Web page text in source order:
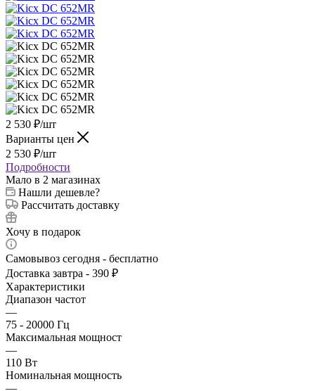
2 530 ₽/шт
Варианты цен
2 530 ₽/шт
Подробности
Мало в 2 магазинах
Нашли дешевле?
Рассчитать доставку
Хочу в подарок
Самовывоз сегодня - бесплатно
Доставка завтра - 390 ₽
Характеристики
Диапазон частот
—
75 - 20000 Гц
Максимальная мощност
—
110 Вт
Номинальная мощность
—